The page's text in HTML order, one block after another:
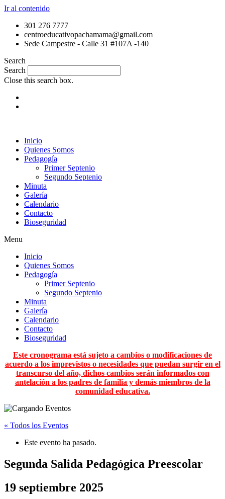
Ir al contenido
301 276 7777
centroeducativopachamama@gmail.com
Sede Campestre - Calle 31 #107A -140
Search
Search
Close this search box.
Inicio
Quienes Somos
Pedagogía
Primer Septenio
Segundo Septenio
Minuta
Galería
Calendario
Contacto
Bioseguridad
Menu
Inicio
Quienes Somos
Pedagogía
Primer Septenio
Segundo Septenio
Minuta
Galería
Calendario
Contacto
Bioseguridad
Este cronograma está sujeto a cambios o modificaciones de
acuerdo a los imprevistos o necesidades que puedan surgir en el
transcurso del año, dichos cambios serán informados con
antelación a los padres de familia y demás miembros de la
comunidad educativa.
« Todos los Eventos
Este evento ha pasado.
Segunda Salida Pedagógica Preescolar
19 septiembre 2025